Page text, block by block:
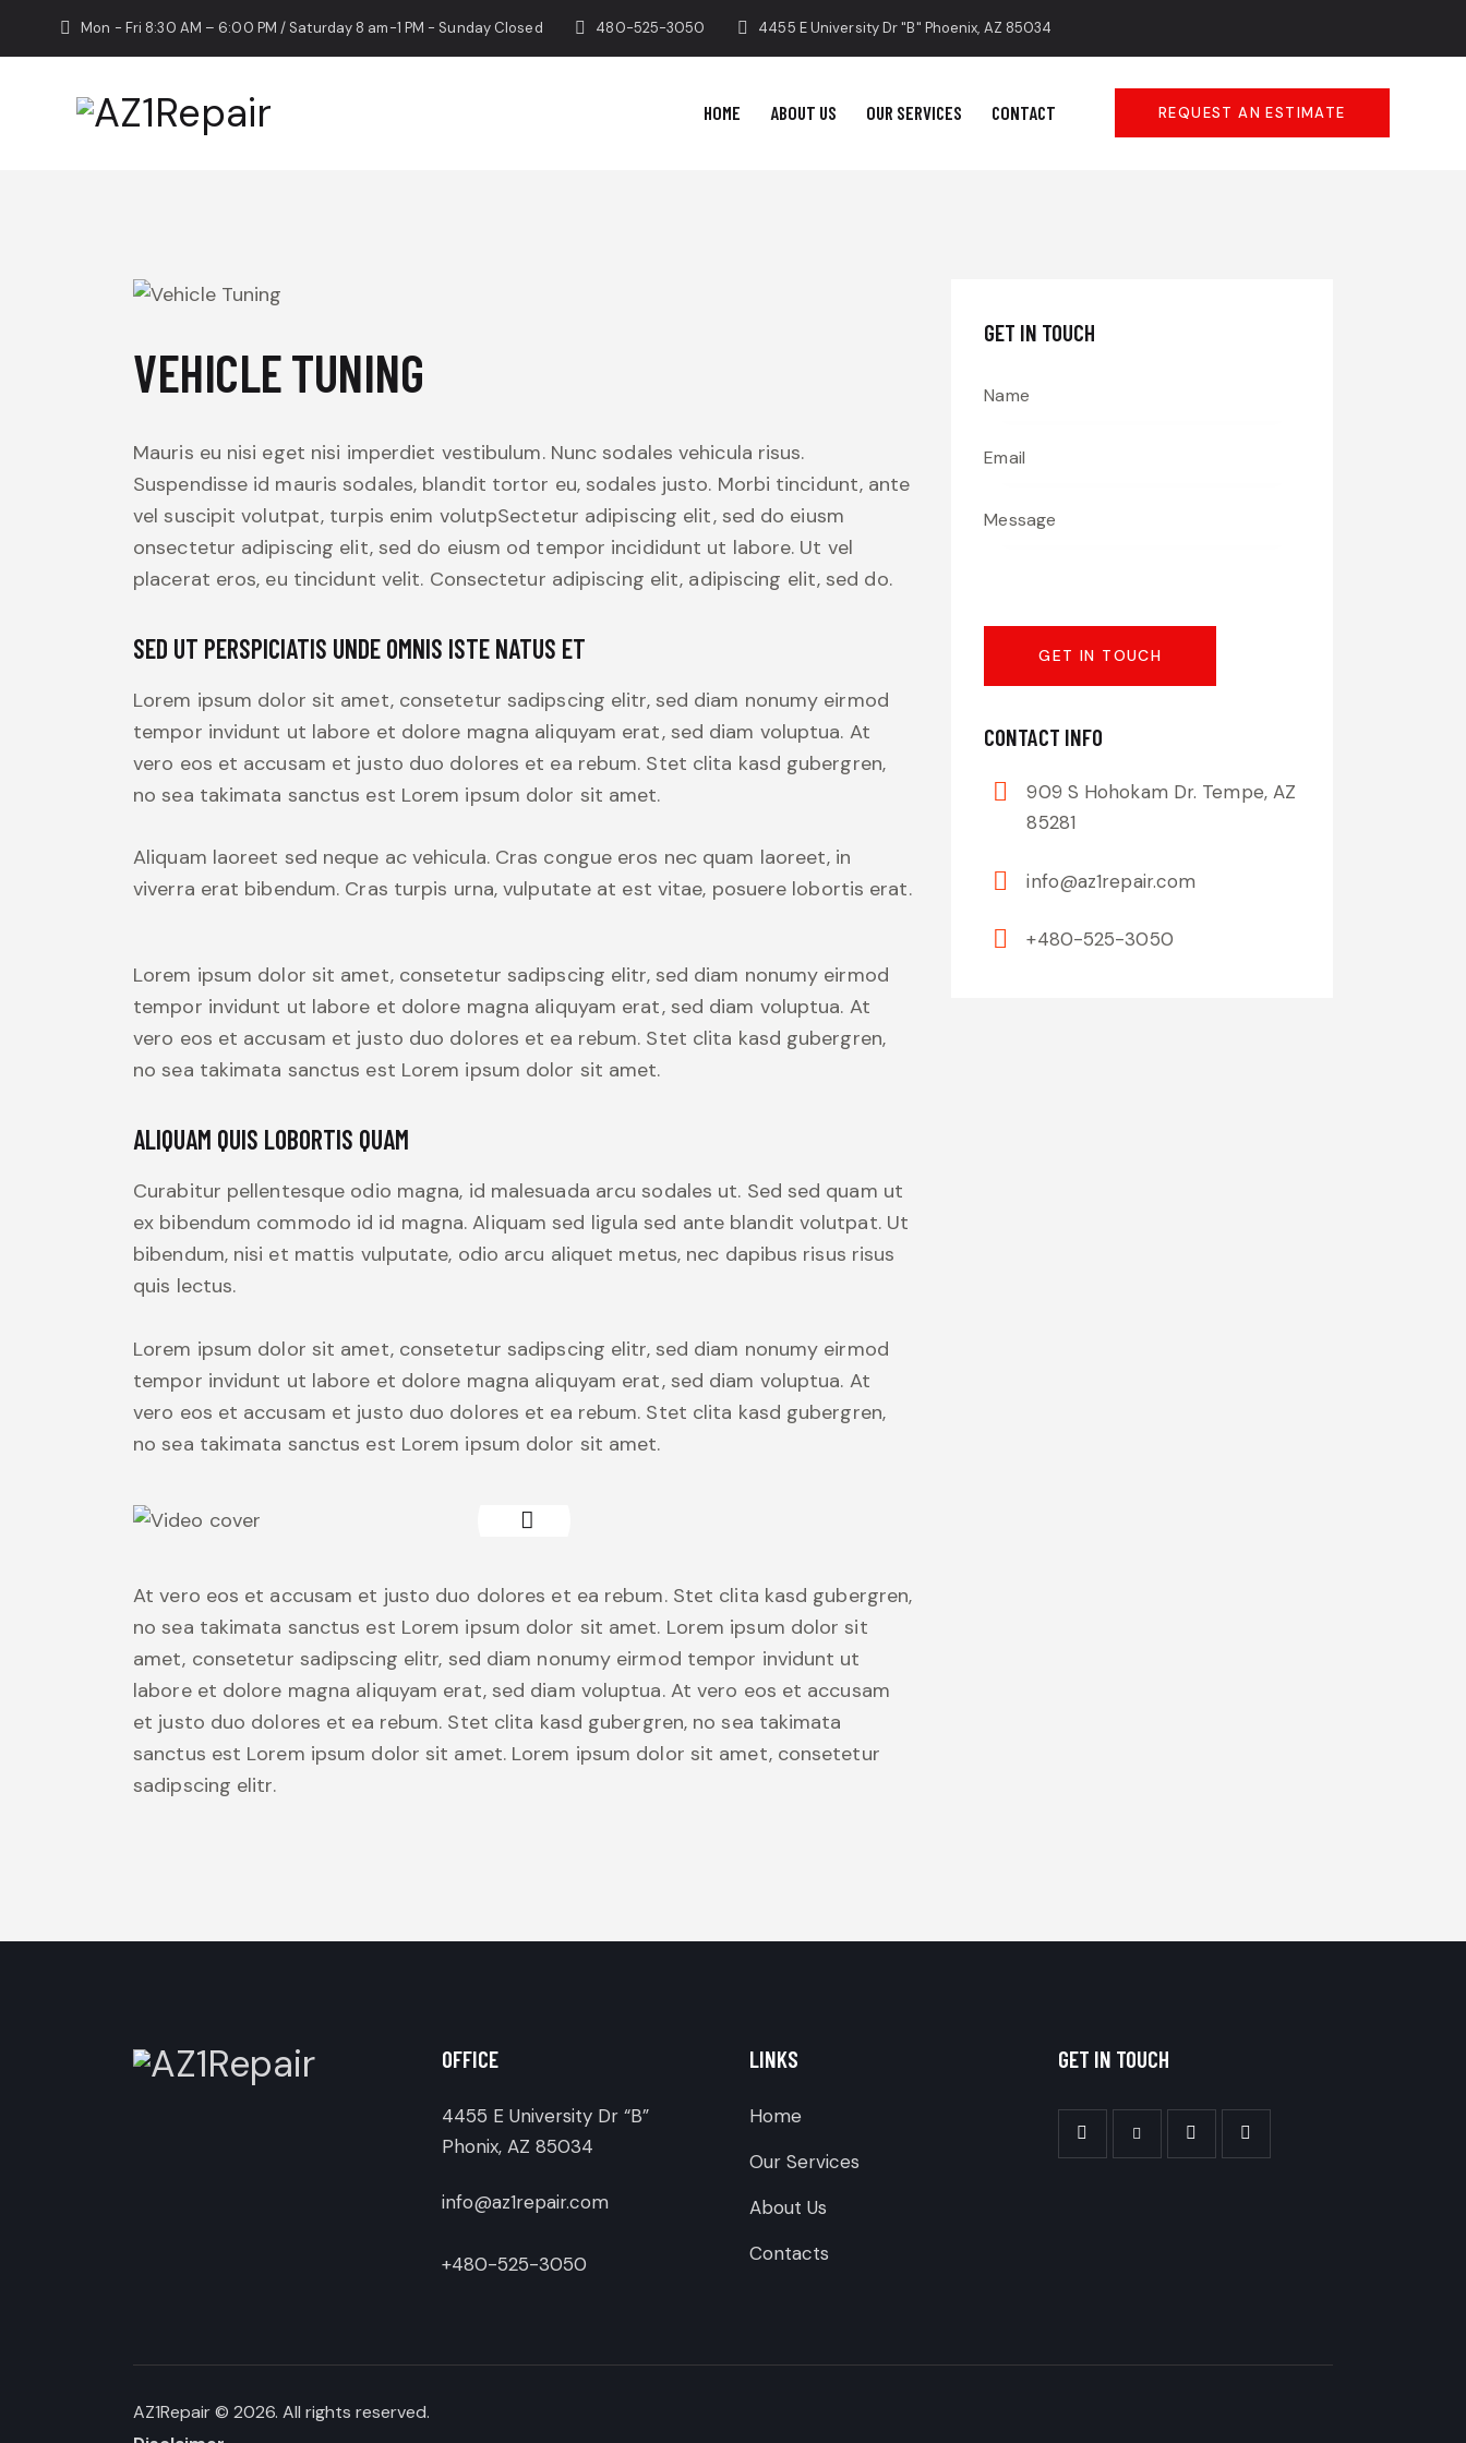
Mon - Fri 8:30 AM – 6:00 PM / Saturday 8 am-1 PM - Sunday Closed 480-525-3050 4455 E University Dr "B" Phoenix, AZ 85034
HOME ABOUT US OUR SERVICES CONTACT REQUEST AN ESTIMATE
VEHICLE TUNING
Mauris eu nisi eget nisi imperdiet vestibulum. Nunc sodales vehicula risus.
Suspendisse id mauris sodales, blandit tortor eu, sodales justo. Morbi tincidunt, ante
vel suscipit volutpat, turpis enim volutpSectetur adipiscing elit, sed do eiusm
onsectetur adipiscing elit, sed do eiusm od tempor incididunt ut labore. Ut vel
placerat eros, eu tincidunt velit. Consectetur adipiscing elit, adipiscing elit, sed do.
SED UT PERSPICIATIS UNDE OMNIS ISTE NATUS ET
Lorem ipsum dolor sit amet, consetetur sadipscing elitr, sed diam nonumy eirmod
tempor invidunt ut labore et dolore magna aliquyam erat, sed diam voluptua. At
vero eos et accusam et justo duo dolores et ea rebum. Stet clita kasd gubergren,
no sea takimata sanctus est Lorem ipsum dolor sit amet.
Aliquam laoreet sed neque ac vehicula. Cras congue eros nec quam laoreet, in
viverra erat bibendum. Cras turpis urna, vulputate at est vitae, posuere lobortis erat.
Lorem ipsum dolor sit amet, consetetur sadipscing elitr, sed diam nonumy eirmod
tempor invidunt ut labore et dolore magna aliquyam erat, sed diam voluptua. At
vero eos et accusam et justo duo dolores et ea rebum. Stet clita kasd gubergren,
no sea takimata sanctus est Lorem ipsum dolor sit amet.
ALIQUAM QUIS LOBORTIS QUAM
Curabitur pellentesque odio magna, id malesuada arcu sodales ut. Sed sed quam ut
ex bibendum commodo id id magna. Aliquam sed ligula sed ante blandit volutpat. Ut
bibendum, nisi et mattis vulputate, odio arcu aliquet metus, nec dapibus risus risus
quis lectus.
Lorem ipsum dolor sit amet, consetetur sadipscing elitr, sed diam nonumy eirmod
tempor invidunt ut labore et dolore magna aliquyam erat, sed diam voluptua. At
vero eos et accusam et justo duo dolores et ea rebum. Stet clita kasd gubergren,
no sea takimata sanctus est Lorem ipsum dolor sit amet.
At vero eos et accusam et justo duo dolores et ea rebum. Stet clita kasd gubergren,
no sea takimata sanctus est Lorem ipsum dolor sit amet. Lorem ipsum dolor sit
amet, consetetur sadipscing elitr, sed diam nonumy eirmod tempor invidunt ut
labore et dolore magna aliquyam erat, sed diam voluptua. At vero eos et accusam
et justo duo dolores et ea rebum. Stet clita kasd gubergren, no sea takimata
sanctus est Lorem ipsum dolor sit amet. Lorem ipsum dolor sit amet, consetetur
sadipscing elitr.
GET IN TOUCH
CONTACT INFO
909 S Hohokam Dr. Tempe, AZ
85281
info@az1repair.com
+480-525-3050
OFFICE
4455 E University Dr “B”
Phonix, AZ 85034
info@az1repair.com
+480-525-3050
LINKS
Home
Our Services
About Us
Contacts
GET IN TOUCH
AZ1Repair© 2026. All rights reserved.